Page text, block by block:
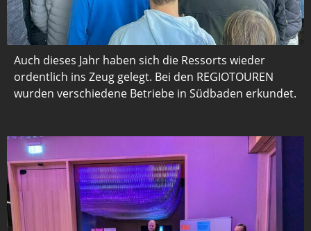
Auch dieses Jahr haben sich die Ressorts wieder
ordentlich ins Zeug gelegt. Bei den REGIOTOUREN
wurden verschiedene Betriebe in Südbaden erkundet.